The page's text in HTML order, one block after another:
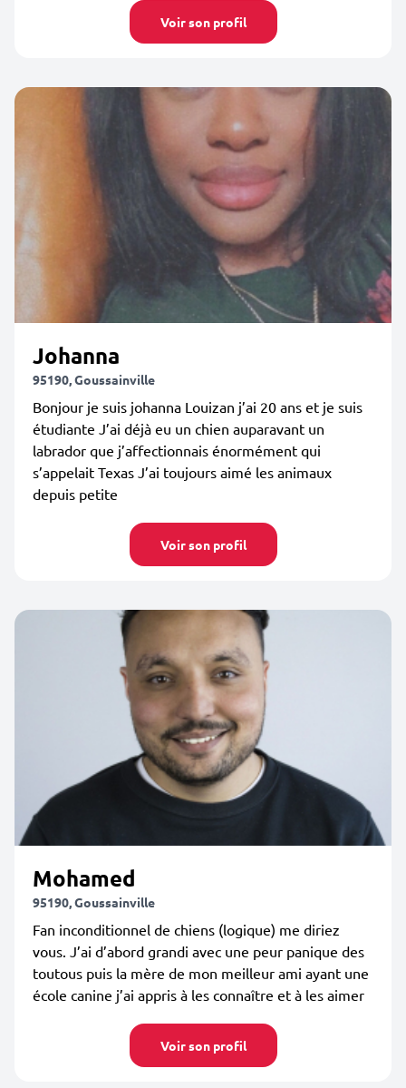
Voir son profil
Johanna
95190, Goussainville
Bonjour je suis johanna Louizan j’ai 20 ans et je suis
étudiante J’ai déjà eu un chien auparavant un
labrador que j’affectionnais énormément qui
s’appelait Texas J’ai toujours aimé les animaux
depuis petite
Voir son profil
Mohamed
95190, Goussainville
Fan inconditionnel de chiens (logique) me diriez
vous. J’ai d’abord grandi avec une peur panique des
toutous puis la mère de mon meilleur ami ayant une
école canine j’ai appris à les connaître et à les aimer
Voir son profil